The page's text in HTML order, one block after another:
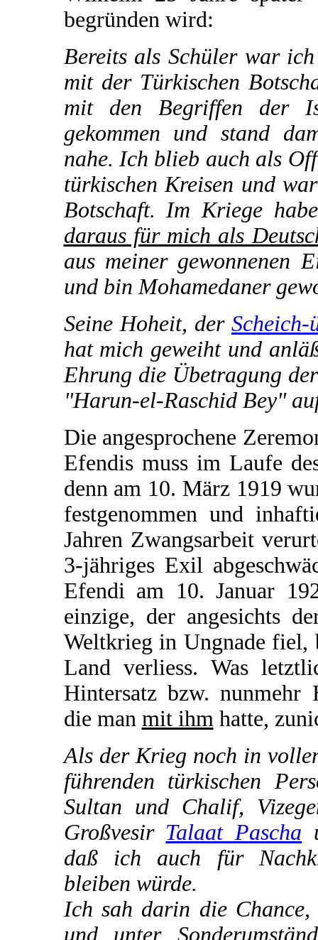
begründen wird:
Bereits als Schüler war
mit der Türkischen
mit den Begriffen der
gekommen und stand
nahe. Ich blieb auch als
türkischen Kreisen und
Botschaft. Im Kriege
daraus für mich als
aus meiner gewonnenen
und bin Mohamedaner
Seine Hoheit, der
hat mich geweiht und
Ehrung die Übetragung
"Harun-el-Raschid Bey"
Die angesprochene
Efendis muss im Laufe
denn am 10. März 1919
festgenommen und
Jahren Zwangsarbeit
3-jähriges Exil
Efendi am 10. Januar
einzige, der angesichts
Weltkrieg in Ungnade fiel,
Land verliess. Was
Hintersatz bzw. nunmehr
die man mit ihm hatte,
Als der Krieg noch in
führenden türkischen
Sultan und Chalif,
Großvesir Talaat Pascha
daß ich auch für
bleiben würde.
Ich sah darin die
und unter